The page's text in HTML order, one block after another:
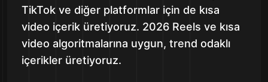
TikTok ve diğer platformlar için de kısa
video içerik üretiyoruz. 2026 Reels ve kısa
video algoritmalarına uygun, trend odaklı
içerikler üretiyoruz.